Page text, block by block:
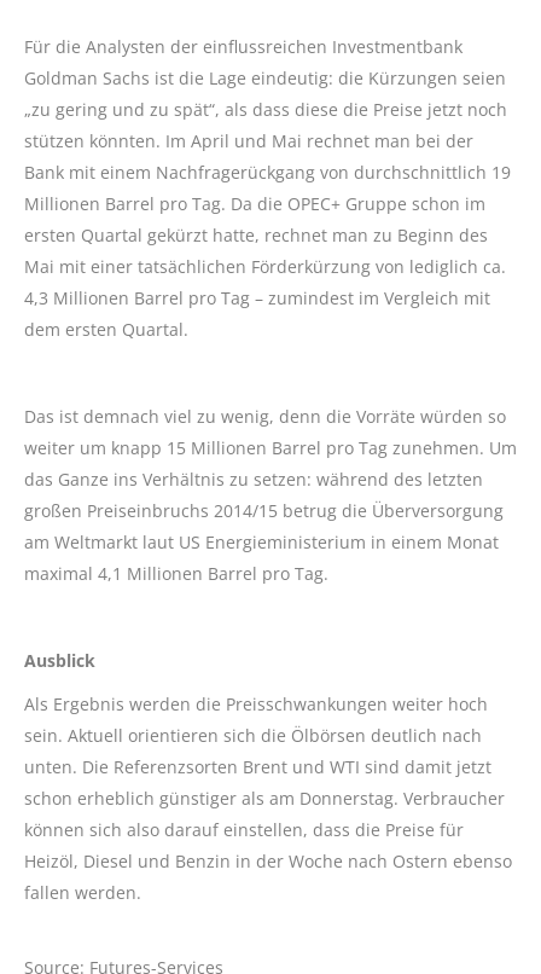
Für die Analysten der einflussreichen Investmentbank
Goldman Sachs ist die Lage eindeutig: die Kürzungen seien
„zu gering und zu spät“, als dass diese die Preise jetzt noch
stützen könnten. Im April und Mai rechnet man bei der
Bank mit einem Nachfragerückgang von durchschnittlich 19
Millionen Barrel pro Tag. Da die OPEC+ Gruppe schon im
ersten Quartal gekürzt hatte, rechnet man zu Beginn des
Mai mit einer tatsächlichen Förderkürzung von lediglich ca.
4,3 Millionen Barrel pro Tag – zumindest im Vergleich mit
dem ersten Quartal.
Das ist demnach viel zu wenig, denn die Vorräte würden so
weiter um knapp 15 Millionen Barrel pro Tag zunehmen. Um
das Ganze ins Verhältnis zu setzen: während des letzten
großen Preiseinbruchs 2014/15 betrug die Überversorgung
am Weltmarkt laut US Energieministerium in einem Monat
maximal 4,1 Millionen Barrel pro Tag.
Ausblick
Als Ergebnis werden die Preisschwankungen weiter hoch
sein. Aktuell orientieren sich die Ölbörsen deutlich nach
unten. Die Referenzsorten Brent und WTI sind damit jetzt
schon erheblich günstiger als am Donnerstag. Verbraucher
können sich also darauf einstellen, dass die Preise für
Heizöl, Diesel und Benzin in der Woche nach Ostern ebenso
fallen werden.
Source: Futures-Services